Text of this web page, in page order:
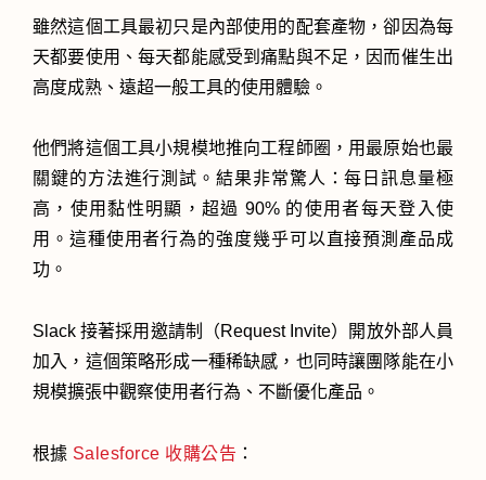
雖然這個工具最初只是內部使用的配套產物，卻因為每
天都要使用、每天都能感受到痛點與不足，因而催生出
高度成熟、遠超一般工具的使用體驗。
他們將這個工具小規模地推向工程師圈，用最原始也最
關鍵的方法進行測試。結果非常驚人：每日訊息量極
高，使用黏性明顯，超過 90% 的使用者每天登入使
用。這種使用者行為的強度幾乎可以直接預測產品成
功。
Slack 接著採用邀請制（Request Invite）開放外部人員
加入，這個策略形成一種稀缺感，也同時讓團隊能在小
規模擴張中觀察使用者行為、不斷優化產品。
根據 Salesforce 收購公告 ：